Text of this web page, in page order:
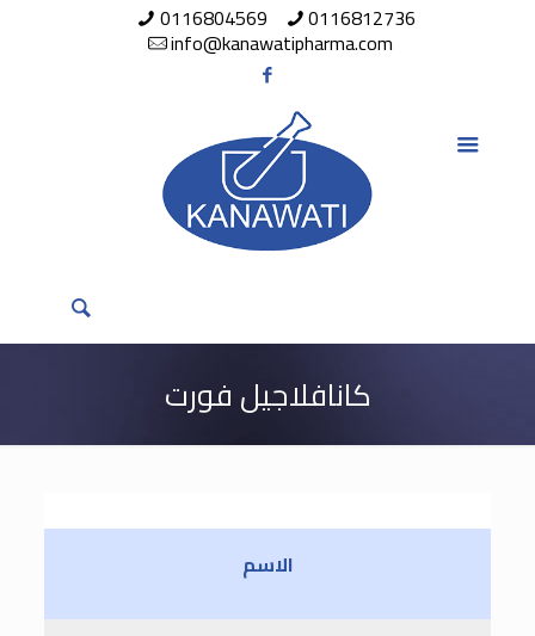
0116804569 0116812736
info@kanawatipharma.com
كانافلاجيل فورت
الاسم